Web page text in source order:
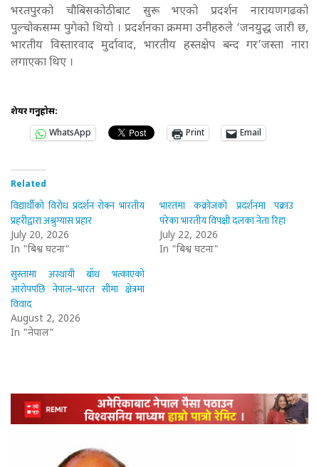
भरतपुरको चौबिसकोठीबाट सुरू भएको प्रदर्शन नारायणगढको
पुल्चोकसम्म पुगेको थियो । प्रदर्शनका क्रममा उनीहरुले ‘जनयुद्ध जारी छ,
भारतीय विस्तारवाद मुर्दावाद, भारतीय हस्तक्षेप बन्द गर’जस्ता नारा
लगाएका थिए ।
शेयर गर्नुहोस:
WhatsApp
Print Email
Related
विद्यार्थीको विरोध प्रदर्शन रोक्न भारतीय
प्रहरीद्वारा अश्रुग्यास प्रहार
July 20, 2026
In "बिश्व घटना"
भारतमा कक्रोजको प्रदर्शनमा पक्राउ
परेका भारतीय विपक्षी दलका नेता रिहा
July 22, 2026
In "बिश्व घटना"
सुस्तामा अस्थायी बाँध भत्काएको
आरोपपछि नेपाल–भारत सीमा क्षेत्रमा
विवाद
August 2, 2026
In "नेपाल"